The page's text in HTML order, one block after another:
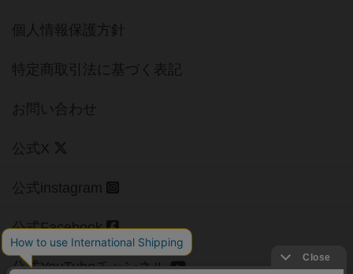
個人情報保護方針
特定商取引法に基づく表記
お問い合わせ
公式X
公式instagram
公式Facebook
公式YouTubeチャンネル